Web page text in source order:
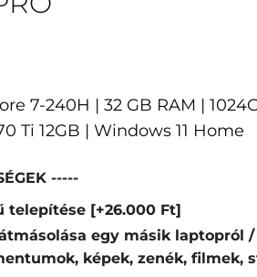
7-240H | 32 GB RAM |
Ti 12GB | Windows 11 Home
-----
telepítése [+26.000 Ft]
egy másik laptopról /
képek, zenék, filmek,